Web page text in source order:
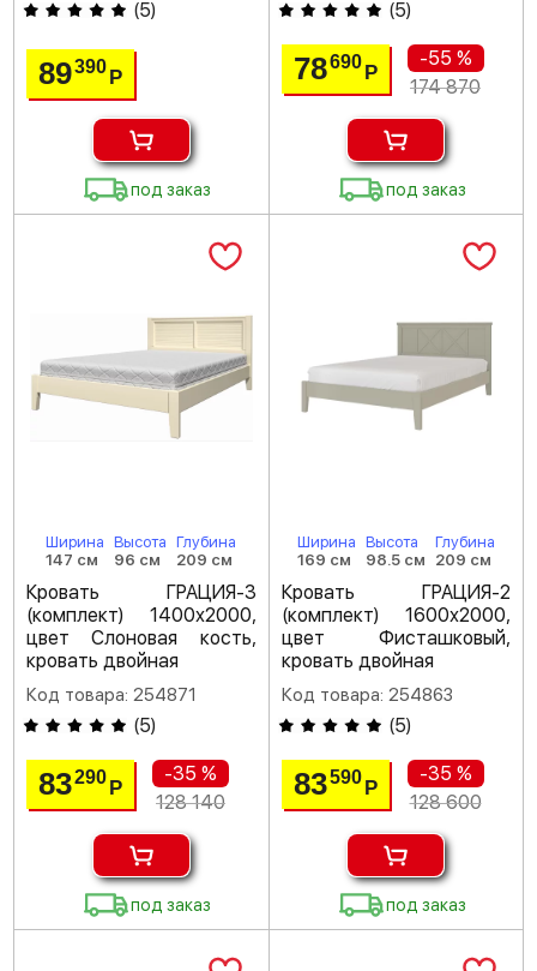
(5)
89390Р
под заказ
(5)
78690 Р
-55 %
174 870
под заказ
Ширина
147 см
Высота
96 см
Глубина
209 см
Кровать ГРАЦИЯ-3
(комплект) 1400х2000,
цвет Слоновая кость,
кровать двойная
Код товара: 254871
(5)
83290Р
-35 %
128 140
под заказ
Ширина
169 см
Высота
98.5 см
Глубина
209 см
Кровать ГРАЦИЯ-2
(комплект) 1600х2000,
цвет Фисташковый,
кровать двойная
Код товара: 254863
(5)
83590 Р
-35 %
128 600
под заказ